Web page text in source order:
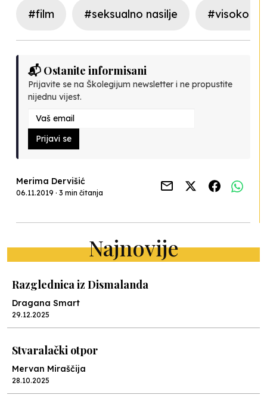
#film #seksualno nasilje #visoko
📬 Ostanite informisani
Prijavite se na Školegijum newsletter i ne propustite
nijednu vijest.
Prijavi se
Merima Dervišić
06.11.2019 · 3 min čitanja
Najnovije
Razglednica iz Dismalanda
Dragana Smart
29.12.2025
Stvaralački otpor
Mervan Miraščija
28.10.2025